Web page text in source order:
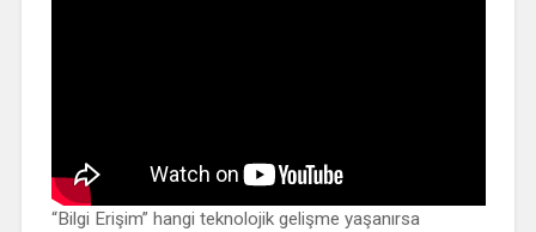
“Bilgi Erişim” hangi teknolojik gelişme yaşanırsa